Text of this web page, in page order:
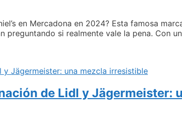
todos
en
en Mercadona en 2024? Esta famosa
preguntando si realmente vale la pena. Con
de Lidl y Jägermeister: